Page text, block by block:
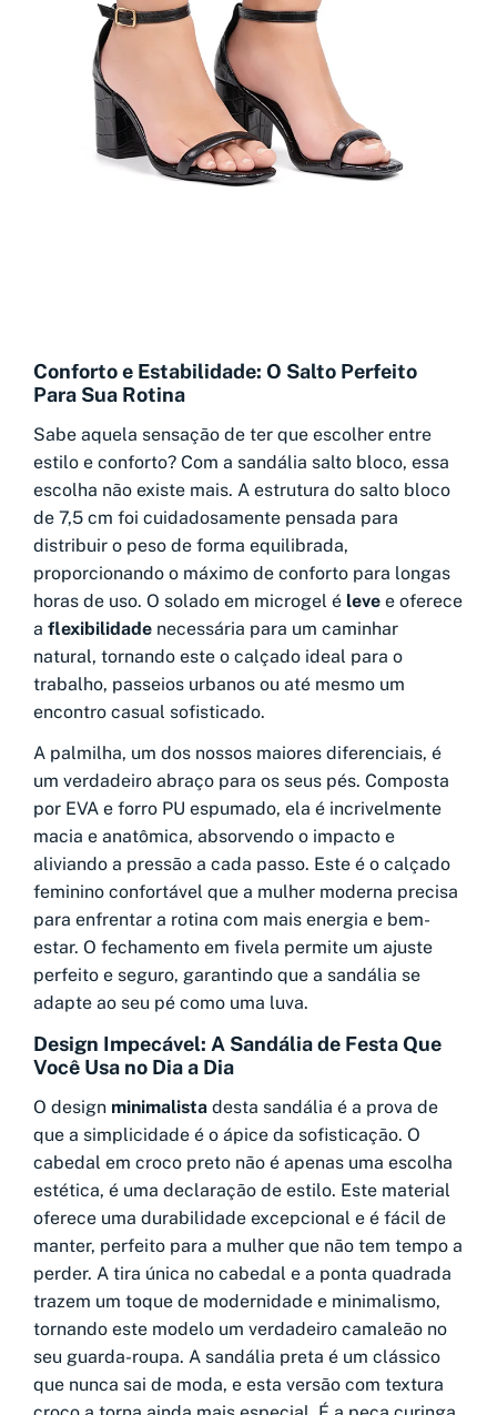
Conforto e Estabilidade: O Salto Perfeito
Para Sua Rotina
Sabe aquela sensação de ter que escolher entre
estilo e conforto? Com a sandália salto bloco, essa
escolha não existe mais. A estrutura do salto bloco
de 7,5 cm foi cuidadosamente pensada para
distribuir o peso de forma equilibrada,
proporcionando o máximo de conforto para longas
horas de uso. O solado em microgel é leve e oferece
a flexibilidade necessária para um caminhar
natural, tornando este o calçado ideal para o
trabalho, passeios urbanos ou até mesmo um
encontro casual sofisticado.
A palmilha, um dos nossos maiores diferenciais, é
um verdadeiro abraço para os seus pés. Composta
por EVA e forro PU espumado, ela é incrivelmente
macia e anatômica, absorvendo o impacto e
aliviando a pressão a cada passo. Este é o calçado
feminino confortável que a mulher moderna precisa
para enfrentar a rotina com mais energia e bem-
estar. O fechamento em fivela permite um ajuste
perfeito e seguro, garantindo que a sandália se
adapte ao seu pé como uma luva.
Design Impecável: A Sandália de Festa Que
Você Usa no Dia a Dia
O design minimalista desta sandália é a prova de
que a simplicidade é o ápice da sofisticação. O
cabedal em croco preto não é apenas uma escolha
estética, é uma declaração de estilo. Este material
oferece uma durabilidade excepcional e é fácil de
manter, perfeito para a mulher que não tem tempo a
perder. A tira única no cabedal e a ponta quadrada
trazem um toque de modernidade e minimalismo,
tornando este modelo um verdadeiro camaleão no
seu guarda-roupa. A sandália preta é um clássico
que nunca sai de moda, e esta versão com textura